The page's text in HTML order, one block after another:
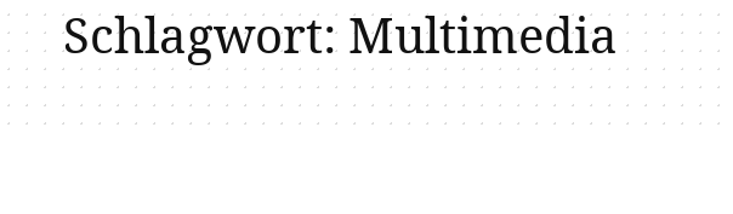
Schlagwort:Multimedia